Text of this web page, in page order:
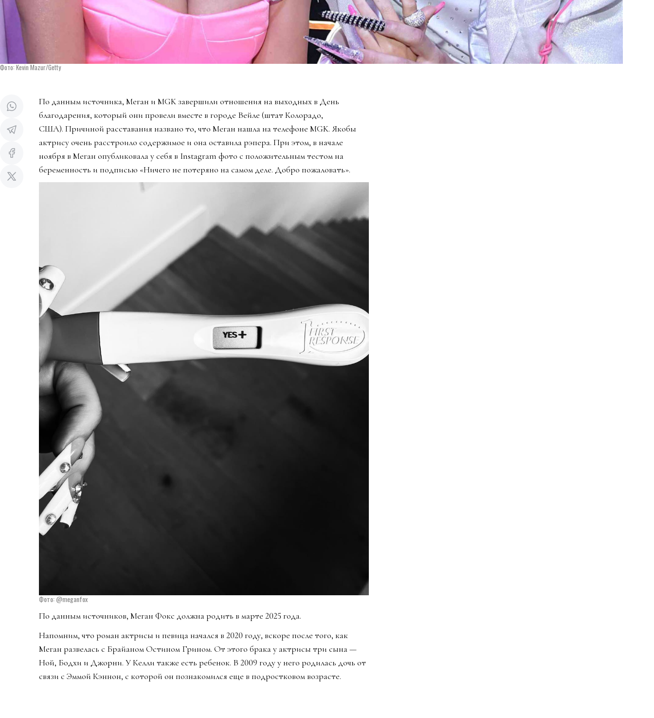
Фото: Kevin Mazur/Getty
По данным источника, Меган и MGK завершили отношения на выходных в День
благодарения, который они провели вместе в городе Вейле (штат Колорадо,
США). Причиной расставания названо то, что Меган нашла на телефоне MGK. Якобы
актрису очень расстроило содержимое и она оставила рэпера. При этом, в начале
ноября в Меган опубликовала у себя в Instagram фото с положительным тестом на
беременность и подписью «Ничего не потеряно на самом деле. Добро пожаловать».
Фото: @meganfox
По данным источников, Меган Фокс должна родить в марте 2025 года.
Напомним, что роман актрисы и певица начался в 2020 году, вскоре после того, как
Меган развелась с Брайаном Остином Грином. От этого брака у актрисы три сына —
Ной, Бодхи и Джорни. У Келли также есть ребенок. В 2009 году у него родилась дочь от
связи с Эммой Кэннон, с которой он познакомился еще в подростковом возрасте.